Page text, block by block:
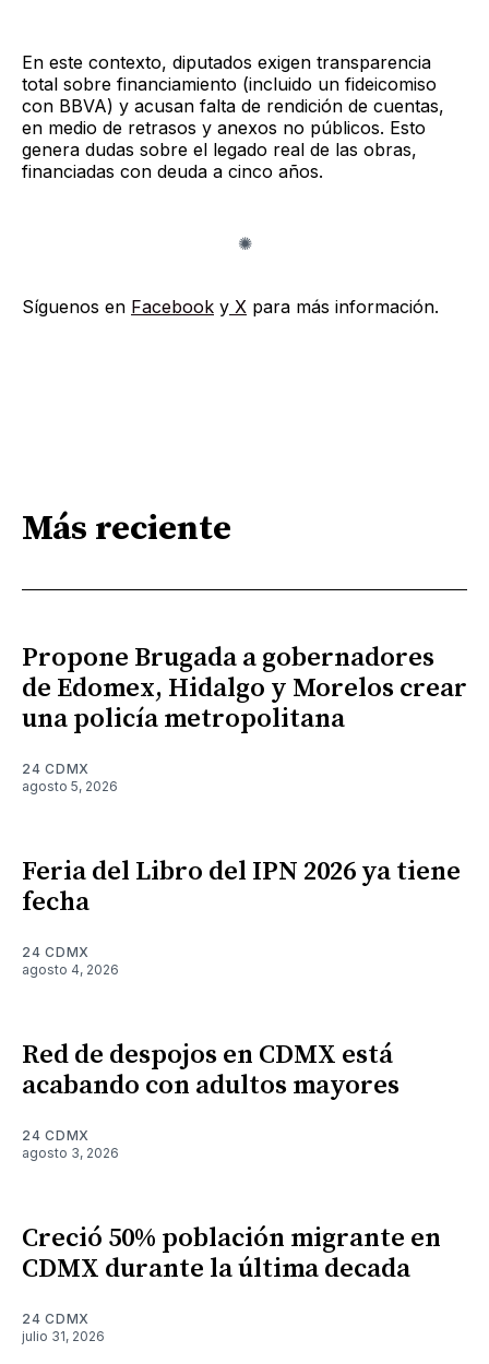
En este contexto, diputados exigen transparencia
total sobre financiamiento (incluido un fideicomiso
con BBVA) y acusan falta de rendición de cuentas,
en medio de retrasos y anexos no públicos. Esto
genera dudas sobre el legado real de las obras,
financiadas con deuda a cinco años.
Síguenos en Facebook y X para más información.
Más reciente
Propone Brugada a gobernadores
de Edomex, Hidalgo y Morelos crear
una policía metropolitana
24 CDMX
agosto 5, 2026
Feria del Libro del IPN 2026 ya tiene
fecha
24 CDMX
agosto 4, 2026
Red de despojos en CDMX está
acabando con adultos mayores
24 CDMX
agosto 3, 2026
Creció 50% población migrante en
CDMX durante la última decada
24 CDMX
julio 31, 2026